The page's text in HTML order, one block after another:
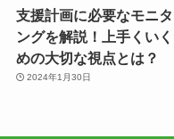
支援計画に必要なモニタ
ングを解説！上手くい
めの大切な視点とは？
2024年1月30日